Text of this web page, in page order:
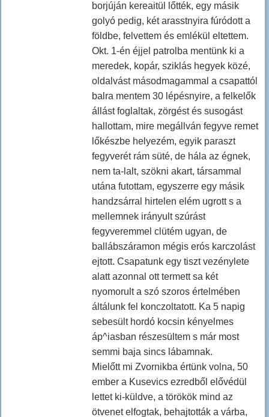
borjúján kereaitül lőtték, egy másik
golyó pedig, két arasstnyira fúródott a
földbe, felvettem és emlékül eltettem.
Okt. 1-én éjjel patrolba mentünk ki a
meredek, kopár, sziklás hegyek közé,
oldalvást másodmagammal a csapattól
balra mentem 30 lépésnyire, a felkelők
állást foglaltak, zörgést és susogást
hallottam, mire megállván fegyve remet
lőkészbe helyezém, egyik paraszt
fegyverét rám süté, de hála az égnek,
nem ta-lalt, szökni akart, társammal
utána futottam, egyszerre egy másik
handzsárral hirtelen elém ugrott s a
mellemnek irányult szúrást
fegyveremmel clütém ugyan, de
ballábszáramon mégis erós karczolást
ejtott. Csapatunk egy tiszt vezénylete
alatt azonnal ott termett sa két
nyomorult a szó szoros értelmében
áltálunk fel konczoltatott. Ka 5 napig
sebesült hordó kocsin kényelmes
áp^iasban részesültem s már most
semmi baja sincs lábamnak.
Mielőtt mi Zvornikba értünk volna, 50
ember a Kusevics ezredből elővédül
lettet ki-küldve, a törökök mind az
ötvenet elfogtak, behajtották a várba,